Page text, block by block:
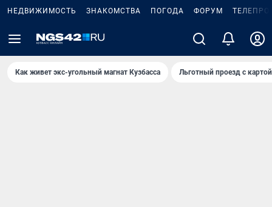
НЕДВИЖИМОСТЬ ЗНАКОМСТВА ПОГОДА ФОРУМ
Как живет экс-угольный магнат Кузбасса Льготный проезд с